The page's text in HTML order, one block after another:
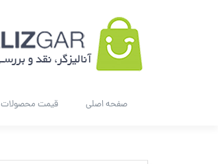
صفحه اصلی قیمت محصولات